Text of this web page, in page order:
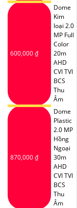
600,000 ₫
Dome
Kim
loại 2.0
MP Full
Color
20m
AHD
CVI TVI
BCS
Thu
Âm
870,000 ₫
Dome
Plastic
2.0 MP
Hồng
Ngoại
30m
AHD
CVI TVI
BCS
Thu
Âm